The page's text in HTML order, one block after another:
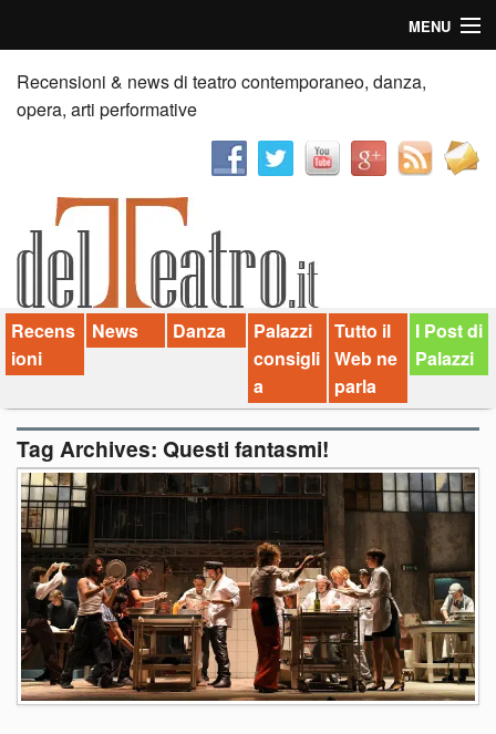
MENU
Home
Recensioni
News
Palazzi consiglia
Video
Chi siamo
Contatti
dT in English
Recensioni & news di teatro contemporaneo, danza,
opera, arti performative
Recens
ioni
News Danza
Palazzi
consigli
a
Tutto il
Web ne
parla
I Post di
Palazzi
Tag Archives: Questi fantasmi!